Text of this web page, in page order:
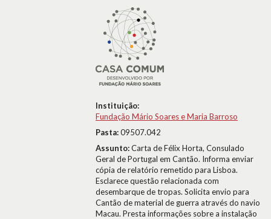
Instituição:
Fundação Mário Soares e Maria Barroso
Pasta:09507.042
Assunto:Carta de Félix Horta, Consulado
Geral de Portugal em Cantão. Informa enviar
cópia de relatório remetido para Lisboa.
Esclarece questão relacionada com
desembarque de tropas. Solicita envio para
Cantão de material de guerra através do navio
Macau. Presta informações sobre a instalação